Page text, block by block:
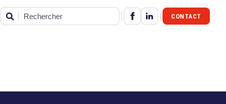
Rechercher
CONTACT